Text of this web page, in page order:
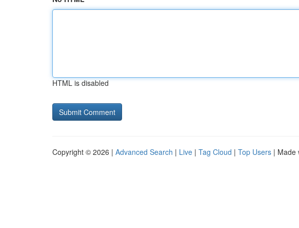
HTML is disabled
Copyright © 2026 | Advanced Search | Live | Tag Cloud | Top Users | Made